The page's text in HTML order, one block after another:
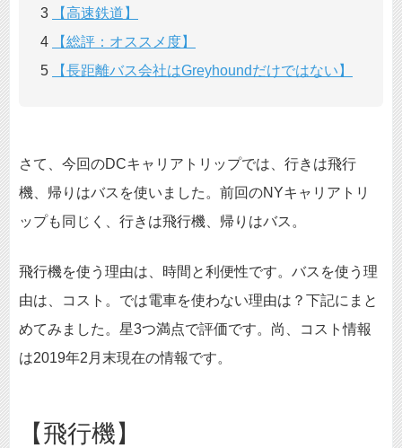
3
【高速鉄道】
4
【総評：オススメ度】
5
【長距離バス会社はGreyhoundだけではない】
さて、今回のDCキャリアトリップでは、行きは飛行
機、帰りはバスを使いました。前回のNYキャリアトリ
ップも同じく、行きは飛行機、帰りはバス。
飛行機を使う理由は、時間と利便性です。バスを使う理
由は、コスト。では電車を使わない理由は？下記にまと
めてみました。星3つ満点で評価です。尚、コスト情報
は2019年2月末現在の情報です。
【飛行機】